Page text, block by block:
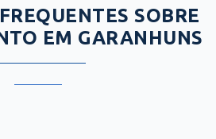
SOBRE
EM GARANHUNS